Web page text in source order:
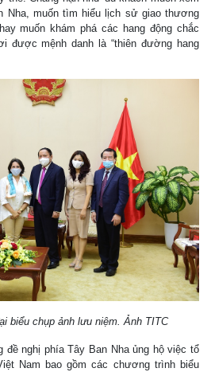
Nha, muốn tìm hiểu lịch sử giao thương
muốn khám phá các hang động chắc
được mệnh danh là “thiên đường hang
biểu chụp ảnh lưu niệm. Ảnh TITC
đề nghị phía Tây Ban Nha ủng hộ việc tổ
Nam bao gồm các chương trình biểu